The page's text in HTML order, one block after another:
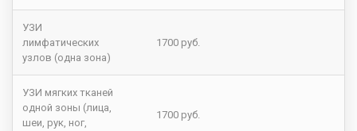
УЗИ
лимфатических
узлов (одна зона)
1700 руб.
УЗИ мягких тканей
одной зоны (лица,
шеи, рук, ног,
1700 руб.